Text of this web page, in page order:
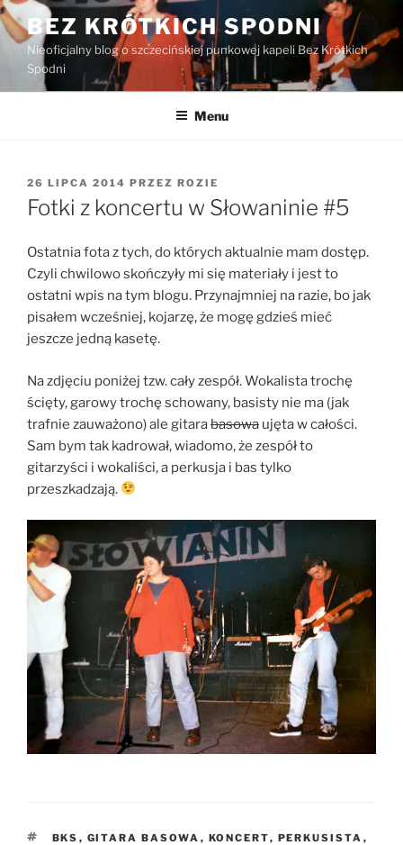
Przejdź
do
treści
BEZ KRÓTKICH SPODNI
Nieoficjalny blog o szczecińskiej punkowej kapeli Bez Krótkich
Spodni
Menu
OPUBLIKOWANE
W
26 LIPCA 2014 PRZEZ ROZIE
Fotki z koncertu w Słowaninie #5
Ostatnia fota z tych, do których aktualnie mam dostęp.
Czyli chwilowo skończyły mi się materiały i jest to
ostatni wpis na tym blogu. Przynajmniej na razie, bo jak
pisałem wcześniej, kojarzę, że mogę gdzieś mieć
jeszcze jedną kasetę.
Na zdjęciu poniżej tzw. cały zespół. Wokalista trochę
ścięty, garowy trochę schowany, basisty nie ma (jak
trafnie zauważono) ale gitarabasowa ujęta w całości.
Sam bym tak kadrował, wiadomo, że zespół to
gitarzyści i wokaliści, a perkusja i bas tylko
przeszkadzają.
TAGI
BKS , GITARA BASOWA , KONCERT, PERKUSISTA ,